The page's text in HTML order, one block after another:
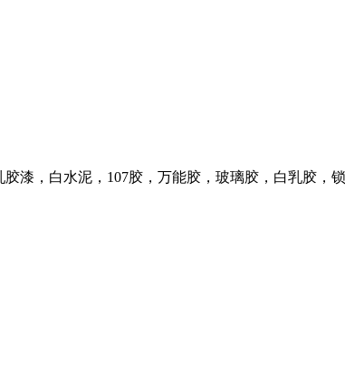
漆，白水泥，107胶，万能胶，玻璃胶，白乳胶，